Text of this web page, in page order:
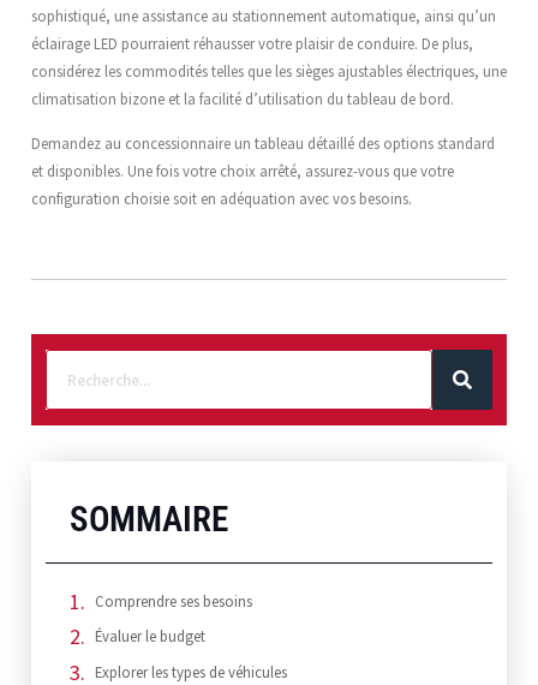
SOMMAIRE
Comprendre ses besoins
Évaluer le budget
Explorer les types de véhicules
sophistiqué, une assistance au stationnement automatique, ainsi qu’un
éclairage LED pourraient réhausser votre plaisir de conduire. De plus,
considérez les commodités telles que les sièges ajustables électriques, une
climatisation bizone et la facilité d’utilisation du tableau de bord.
Demandez au concessionnaire un tableau détaillé des options standard
et disponibles. Une fois votre choix arrêté, assurez-vous que votre
configuration choisie soit en adéquation avec vos besoins.